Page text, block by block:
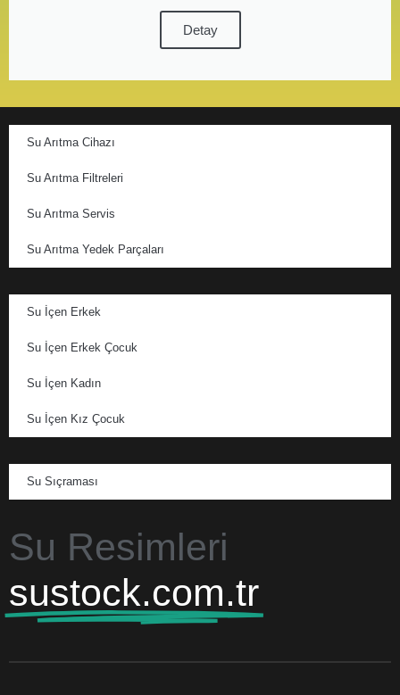
Detay
Su Arıtma Cihazı
Su Arıtma Filtreleri
Su Arıtma Servis
Su Arıtma Yedek Parçaları
Su İçen Erkek
Su İçen Erkek Çocuk
Su İçen Kadın
Su İçen Kız Çocuk
Su Sıçraması
Su Resimleri
sustock.com.tr